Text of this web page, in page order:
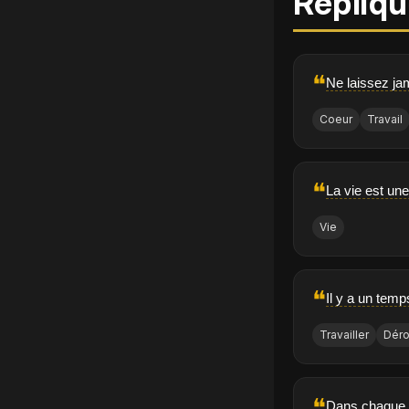
❝Ne laissez
Coeur Travail
❝La vie est
Vie
❝Il y a un
Travailler